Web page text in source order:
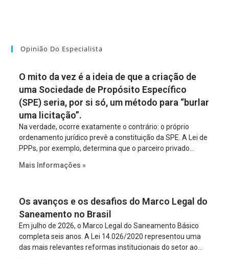
Opinião Do Especialista
O mito da vez é a ideia de que a criação de
uma Sociedade de Propósito Específico
(SPE) seria, por si só, um método para “burlar
uma licitação”.
Na verdade, ocorre exatamente o contrário: o próprio
ordenamento jurídico prevê a constituição da SPE. A Lei de
PPPs, por exemplo, determina que o parceiro privado
empreendimento. Ou seja, a suposta “fraude à licitação” é
projeto a projeto.
Mais Informações »
Os avanços e os desafios do Marco Legal do
Saneamento no Brasil
Em julho de 2026, o Marco Legal do Saneamento Básico
completa seis anos. A Lei 14.026/2020 representou uma
das mais relevantes reformas institucionais do setor ao